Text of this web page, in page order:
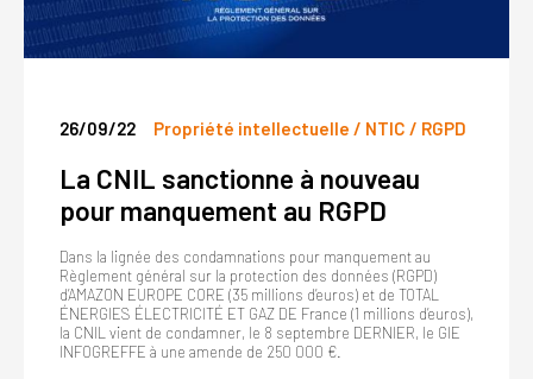
26/09/22 Propriété intellectuelle / NTIC / RGPD
La CNIL sanctionne à nouveau
pour manquement au RGPD
Dans la lignée des condamnations pour manquement au
Règlement général sur la protection des données (RGPD)
d’AMAZON EUROPE CORE (35 millions d’euros) et de TOTAL
ÉNERGIES ÉLECTRICITÉ ET GAZ DE France (1 millions d’euros),
la CNIL vient de condamner, le 8 septembre DERNIER, le GIE
INFOGREFFE à une amende de 250 000 €.